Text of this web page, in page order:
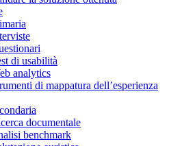
di usabilità
analytics
di mappatura dell’esperienza
documentale
benchmark